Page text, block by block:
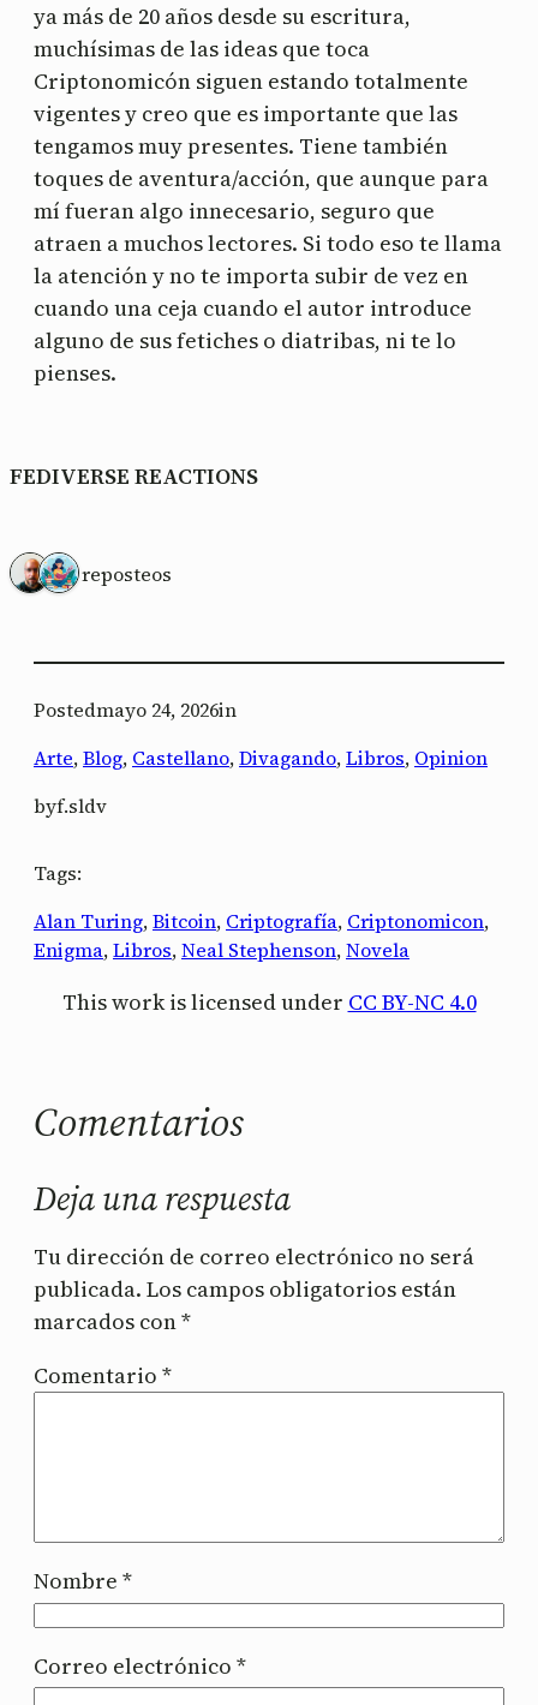
ya más de 20 años desde su escritura,
muchísimas de las ideas que toca
Criptonomicón siguen estando totalmente
vigentes y creo que es importante que las
tengamos muy presentes. Tiene también
toques de aventura/acción, que aunque para
mí fueran algo innecesario, seguro que
atraen a muchos lectores. Si todo eso te llama
la atención y no te importa subir de vez en
cuando una ceja cuando el autor introduce
alguno de sus fetiches o diatribas, ni te lo
pienses.
FEDIVERSE REACTIONS
2 reposteos
Postedmayo 24, 2026in
Arte, Blog, Castellano, Divagando, Libros, Opinion
byf.sldv
Tags:
Alan Turing, Bitcoin, Criptografía, Criptonomicon
Enigma, Libros, Neal Stephenson, Novela
This work is licensed under CC BY-NC 4.0
Comentarios
Deja una respuesta
Tu dirección de correo electrónico no será
publicada. Los campos obligatorios están
marcados con*
Comentario *
Nombre *
Correo electrónico *